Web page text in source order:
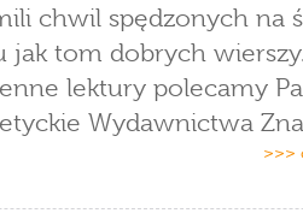
chwil spędzonych na
jak tom dobrych
lektury polecamy
Wydawnictwa
>>>